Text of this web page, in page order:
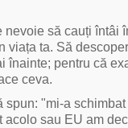
să cauți întâi
ta. Să
pentru că
ceva.
"mi-a
sau EU am